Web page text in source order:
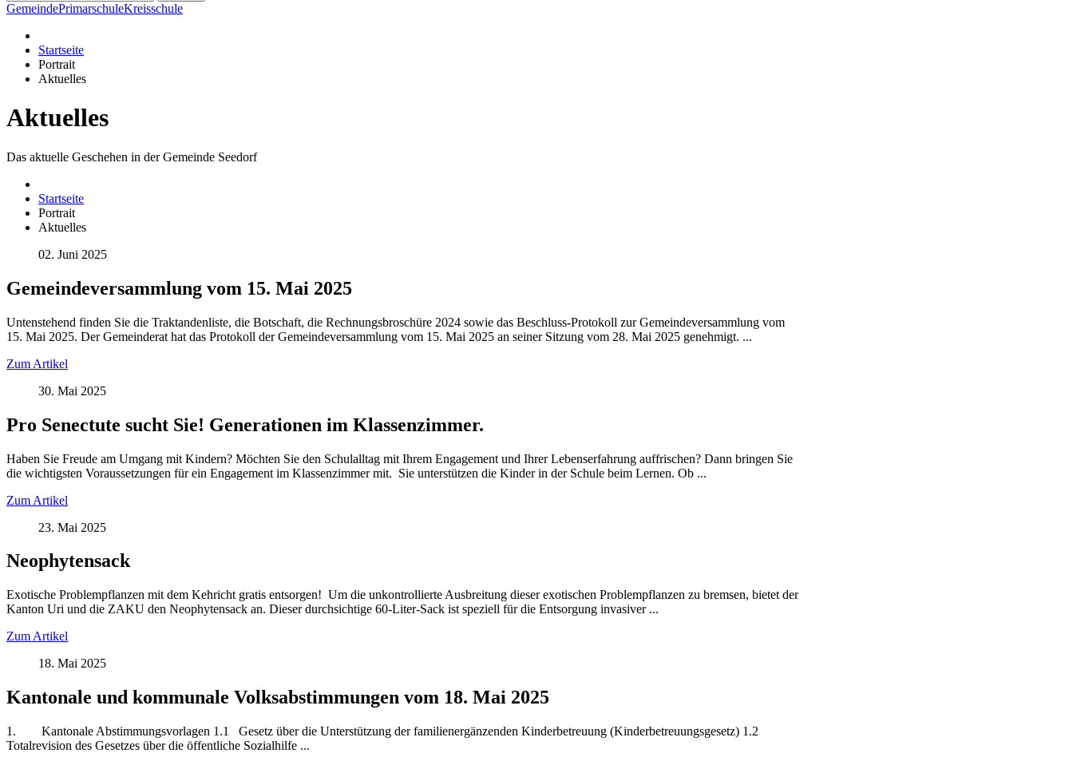
GemeindePrimarschuleKreisschule
Startseite
Portrait
Aktuelles
Aktuelles
Das aktuelle Geschehen in der Gemeinde Seedorf
Startseite
Portrait
Aktuelles
02. Juni 2025
Gemeindeversammlung vom 15. Mai 2025
Untenstehend finden Sie die Traktandenliste, die Botschaft, die Rechnungsbroschüre 2024 sowie das Beschluss-Protokoll zur Gemeindeversammlung vom
15. Mai 2025. Der Gemeinderat hat das Protokoll der Gemeindeversammlung vom 15. Mai 2025 an seiner Sitzung vom 28. Mai 2025 genehmigt. ...
Zum Artikel
30. Mai 2025
Pro Senectute sucht Sie! Generationen im Klassenzimmer.
Haben Sie Freude am Umgang mit Kindern? Möchten Sie den Schulalltag mit Ihrem Engagement und Ihrer Lebenserfahrung auffrischen? Dann bringen Sie
die wichtigsten Voraussetzungen für ein Engagement im Klassenzimmer mit. Sie unterstützen die Kinder in der Schule beim Lernen. Ob ...
Zum Artikel
23. Mai 2025
Neophytensack
Exotische Problempflanzen mit dem Kehricht gratis entsorgen! Um die unkontrollierte Ausbreitung dieser exotischen Problempflanzen zu bremsen, bietet der
Kanton Uri und die ZAKU den Neophytensack an. Dieser durchsichtige 60-Liter-Sack ist speziell für die Entsorgung invasiver ...
Zum Artikel
18. Mai 2025
Kantonale und kommunale Volksabstimmungen vom 18. Mai 2025
1. Kantonale Abstimmungsvorlagen 1.1 Gesetz über die Unterstützung der familienergänzenden Kinderbetreuung (Kinderbetreuungsgesetz) 1.2
Totalrevision des Gesetzes über die öffentliche Sozialhilfe ...